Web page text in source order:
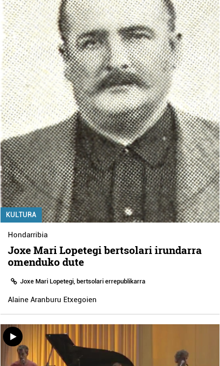
KULTURA
Hondarribia
Joxe Mari Lopetegi bertsolari irundarra
omenduko dute
Joxe Mari Lopetegi, bertsolari errepublikarra
Alaine Aranburu Etxegoien